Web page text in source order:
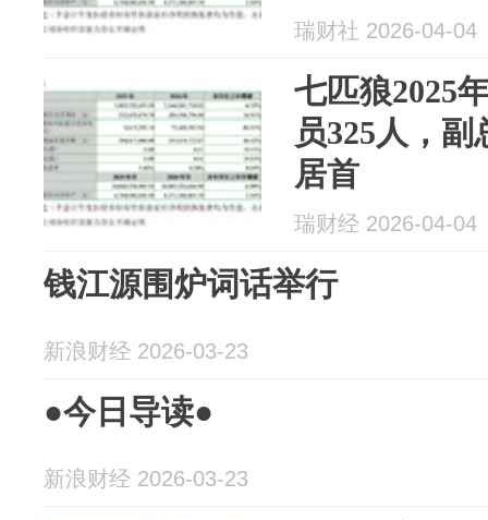
瑞财社 2026-04-04
七匹狼2025
员325人，
居首
瑞财经 2026-04-04
钱江源围炉词话举行
新浪财经 2026-03-23
●今日导读●
新浪财经 2026-03-23